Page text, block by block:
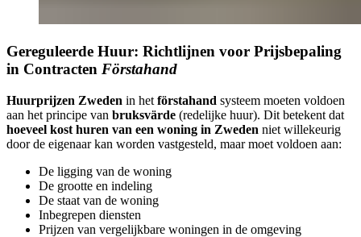
Gereguleerde Huur: Richtlijnen voor Prijsbepaling
in Contracten Förstahand
Huurprijzen Zweden in het förstahand systeem moeten voldoen
aan het principe van bruksvärde (redelijke huur). Dit betekent dat
hoeveel kost huren van een woning in Zweden niet willekeurig
door de eigenaar kan worden vastgesteld, maar moet voldoen aan:
De ligging van de woning
De grootte en indeling
De staat van de woning
Inbegrepen diensten
Prijzen van vergelijkbare woningen in de omgeving